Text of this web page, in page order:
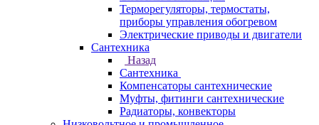
Терморегуляторы, термостаты,
приборы управления обогревом
Электрические приводы и двигатели
Сантехника
Назад
Сантехника
Компенсаторы сантехнические
Муфты, фитинги сантехнические
Радиаторы, конвекторы